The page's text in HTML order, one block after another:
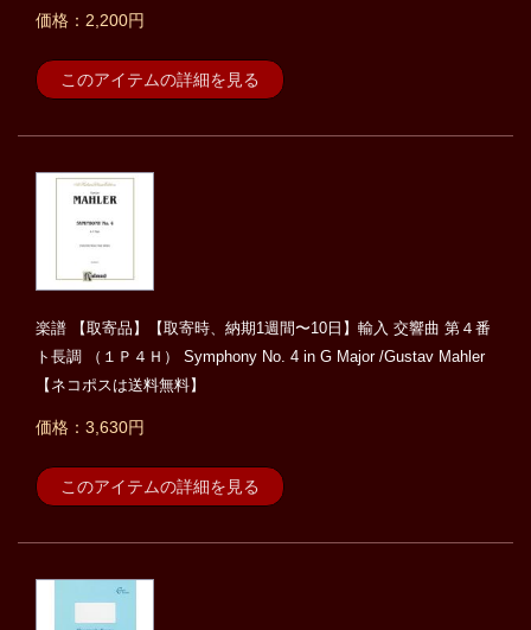
価格：2,200円
このアイテムの詳細を見る
楽譜 【取寄品】【取寄時、納期1週間〜10日】輸入 交響曲 第４番
ト長調 （１Ｐ４Ｈ） Symphony No. 4 in G Major /Gustav Mahler
【ネコポスは送料無料】
価格：3,630円
このアイテムの詳細を見る